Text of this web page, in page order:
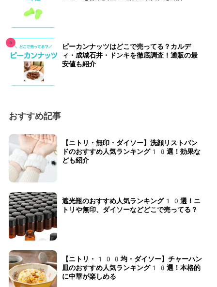
ピーカンナッツはどこで売ってる？カルデ
ィ・成城石井・ドンキを徹底調査！通販の最
安値も紹介
おすすめ記事
【ニトリ・無印・ダイソー】洗顔リストバン
ドのおすすめ人気ランキング10選！効果な
ども紹介
遮光瓶のおすすめ人気ランキング10選！ニ
トリや無印、ダイソーなどどこで売ってる？
【ニトリ・100均・ダイソー】チャーハン
皿のおすすめ人気ランキング10選！本格的
に中華が楽しめる